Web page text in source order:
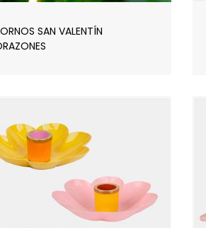
SAN VALENTÍN